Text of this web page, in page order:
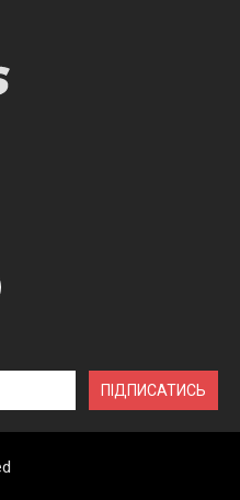
ПІДПИСАТИСЬ